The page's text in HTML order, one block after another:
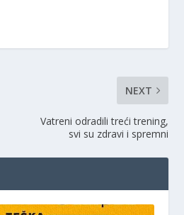
NEXT
Vatreni odradili treći trening,
svi su zdravi i spremni